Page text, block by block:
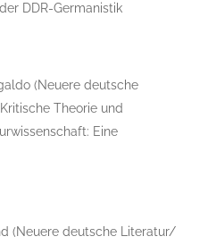
DDR-Germanistik
(Neuere deutsche
Theorie und
Eine
(Neuere deutsche Literatur/